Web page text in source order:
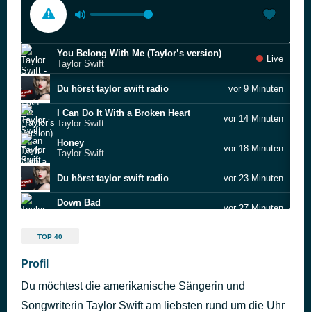
You Belong With Me (Taylor’s version)
Taylor Swift
Live
Du hörst taylor swift radio vor 9 Minuten
I Can Do It With a Broken Heart
Taylor Swift
vor 14 Minuten
Honey
Taylor Swift
vor 18 Minuten
Du hörst taylor swift radio vor 23 Minuten
Down Bad
vor 27 Minuten
Thinking Out Loud
You Need to Calm Down
Taylor Swift
TOP 40
Profil
Du möchtest die amerikanische Sängerin und
Songwriterin Taylor Swift am liebsten rund um die Uhr